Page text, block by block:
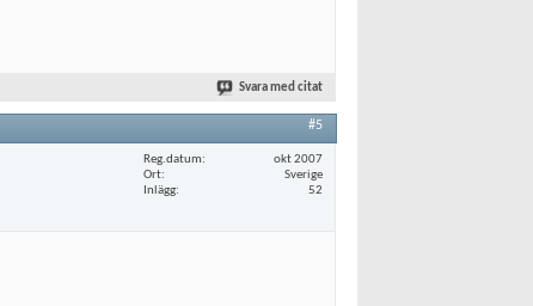
Svara med citat
#5
Reg.datum
okt 2007
Ort
Sverige
Inlägg
52